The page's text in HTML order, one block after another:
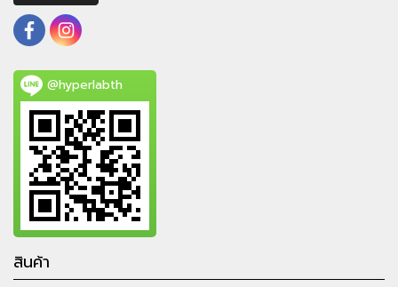
@hyperlabth
สินค้า